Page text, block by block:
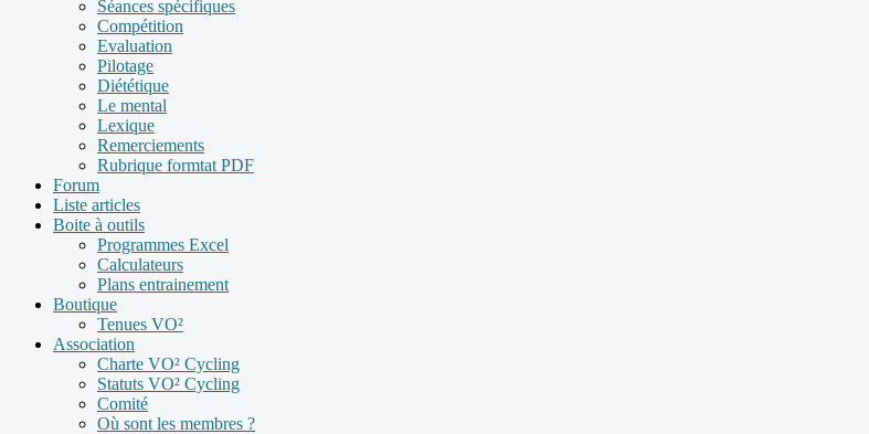
Séances spécifiques
Compétition
Evaluation
Pilotage
Diététique
Le mental
Lexique
Remerciements
Rubrique formtat PDF
Forum
Liste articles
Boite à outils
Programmes Excel
Calculateurs
Plans entrainement
Boutique
Tenues VO²
Association
Charte VO² Cycling
Statuts VO² Cycling
Comité
Où sont les membres ?